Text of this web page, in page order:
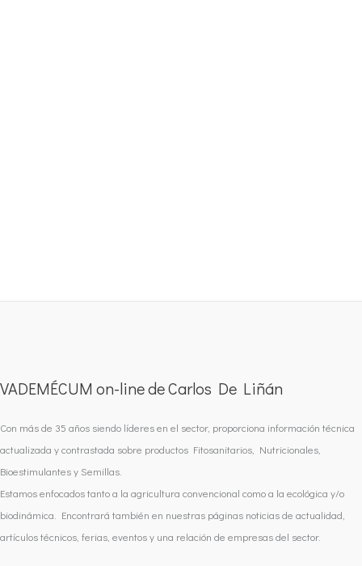
VADEMÉCUM on-line de Carlos De Liñán
Con más de 35 años siendo líderes en el sector, proporciona información técnica
actualizada y contrastada sobre productos Fitosanitarios, Nutricionales,
Bioestimulantes y Semillas.
Estamos enfocados tanto a la agricultura convencional como a la ecológica y/o
biodinámica. Encontrará también en nuestras páginas noticias de actualidad,
artículos técnicos, ferias, eventos y una relación de empresas del sector.